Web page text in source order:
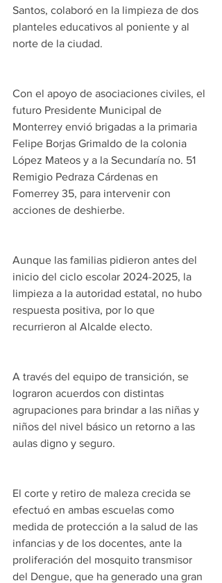
Santos, colaboró en la limpieza de dos
planteles educativos al poniente y al
norte de la ciudad.
Con el apoyo de asociaciones civiles, el
futuro Presidente Municipal de
Monterrey envió brigadas a la primaria
Felipe Borjas Grimaldo de la colonia
López Mateos y a la Secundaría no. 51
Remigio Pedraza Cárdenas en
Fomerrey 35, para intervenir con
acciones de deshierbe.
Aunque las familias pidieron antes del
inicio del ciclo escolar 2024-2025, la
limpieza a la autoridad estatal, no hubo
respuesta positiva, por lo que
recurrieron al Alcalde electo.
A través del equipo de transición, se
lograron acuerdos con distintas
agrupaciones para brindar a las niñas y
niños del nivel básico un retorno a las
aulas digno y seguro.
El corte y retiro de maleza crecida se
efectuó en ambas escuelas como
medida de protección a la salud de las
infancias y de los docentes, ante la
proliferación del mosquito transmisor
del Dengue, que ha generado una gran